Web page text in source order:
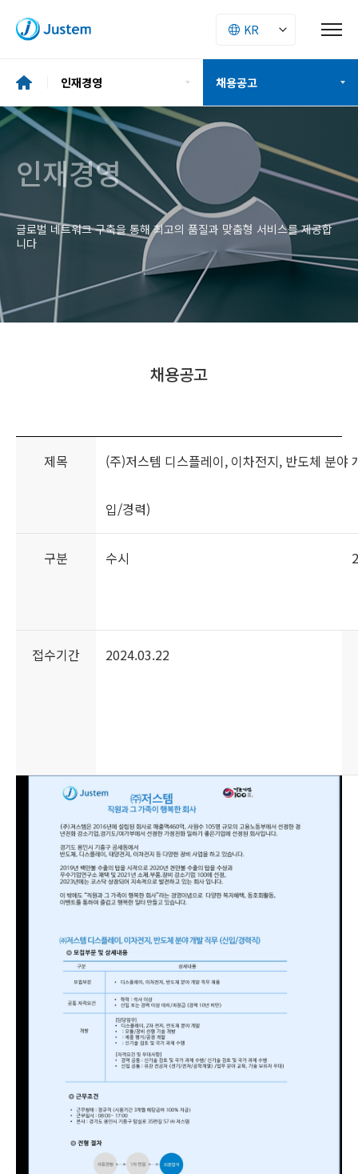
인재경영
기업소개
투자정보
ESG
사업소개
인재경영
채용공고
인재상
복리후생
채용절차
인재경영
글로벌 네트워크 구축을 통해 최고의 품질과 맞춤형 서비스를 제공합
니다
채용공고
제목 (주)저스템 디스플레이, 이차전지, 반도체 분야
입/경력)
구분 수시
접수기간 2024.03.22